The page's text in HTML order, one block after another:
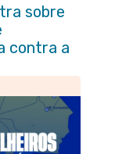
sobre
contra a